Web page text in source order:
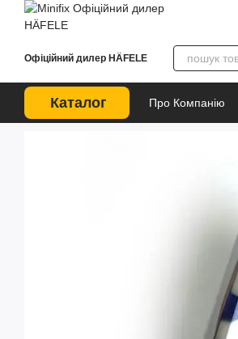
Перейти до основного контенту
Офіційний дилер HÄFELE
Каталог Про Компанію